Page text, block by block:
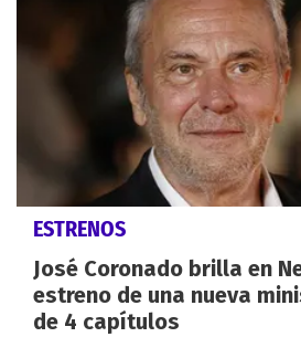
ESTRENOS
José Coronado brilla en
estreno de una nueva
de 4 capítulos